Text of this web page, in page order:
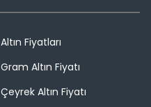
Altın Fiyatları
Gram Altın Fiyatı
Çeyrek Altın Fiyatı